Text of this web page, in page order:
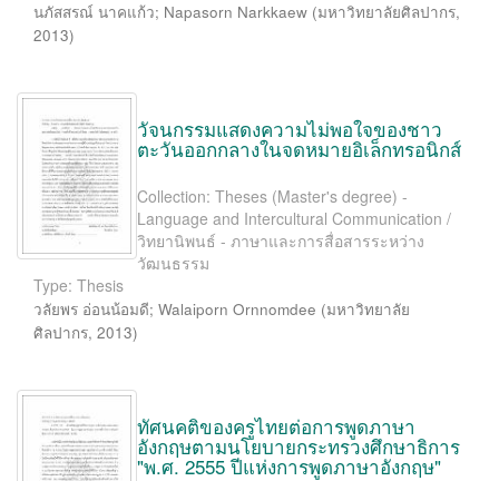
นภัสสรณ์ นาคแก้ว; Napasorn Narkkaew (มหาวิทยาลัยศิลปากร,
2013)
วัจนกรรมแสดงความไม่พอใจของชาว
ตะวันออกกลางในจดหมายอิเล็กทรอนิกส์
Collection: Theses (Master's degree) -
Language and Intercultural Communication /
วิทยานิพนธ์ - ภาษาและการสื่อสารระหว่าง
วัฒนธรรม
Type: Thesis
วลัยพร อ่อนน้อมดี; Walaiporn Ornnomdee (มหาวิทยาลัย
ศิลปากร, 2013)
ทัศนคติของครูไทยต่อการพูดภาษา
อังกฤษตามนโยบายกระทรวงศึกษาธิการ
"พ.ศ. 2555 ปีแห่งการพูดภาษาอังกฤษ"